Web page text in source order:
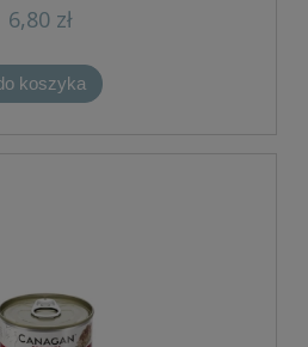
6,80 zł
koszyka